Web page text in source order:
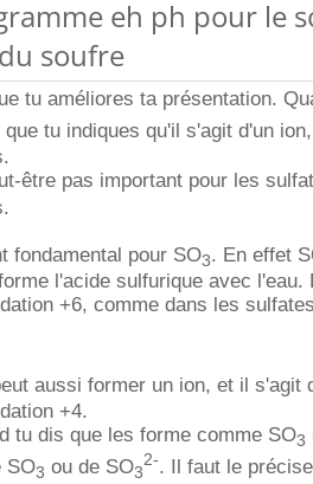
eh ph pour le
soufre
tu améliores ta présentation.
que tu indiques qu'il s'agit d'un
être pas important pour les
fondamental pour SO3. En effet
l'acide sulfurique avec
+6, comme dans les
aussi former un ion, et il s'agit
+4.
tu dis que les forme comme SO3
SO3 ou de SO3
2-. Il faut le